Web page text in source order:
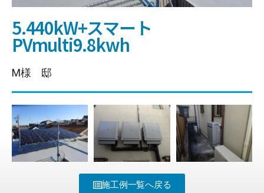
5.440kW+スマート
PVmulti9.8kwh
M様 邸
施工例一覧へ戻る